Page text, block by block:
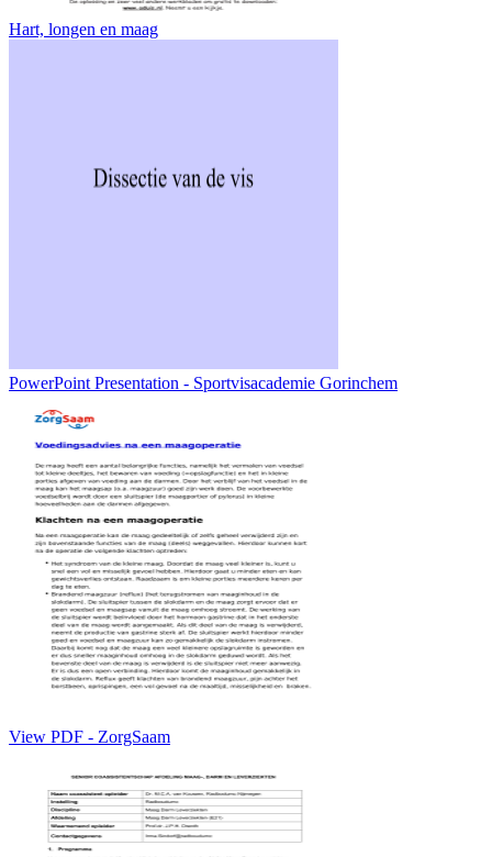
Hart, longen en maag
PowerPoint Presentation - Sportvisacademie Gorinchem
View PDF - ZorgSaam